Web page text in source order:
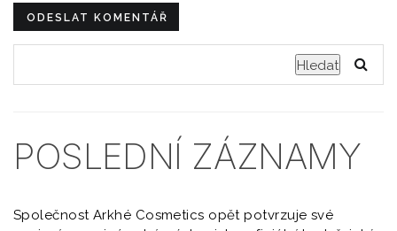
Hledat
POSLEDNÍ ZÁZNAMY
Společnost Arkhé Cosmetics opět potvrzuje své